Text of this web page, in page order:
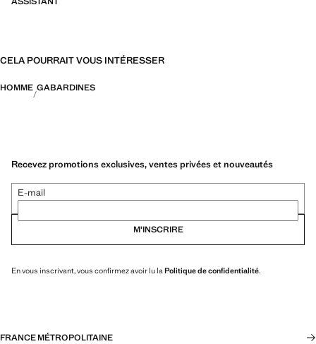
CELA POURRAIT VOUS INTÉRESSER
HOMME GABARDINES
Recevez promotions exclusives, ventes privées et nouveautés
E-mail
M’INSCRIRE
En vous inscrivant, vous confirmez avoir lu la Politique de confidentialité.
FRANCE MÉTROPOLITAINE